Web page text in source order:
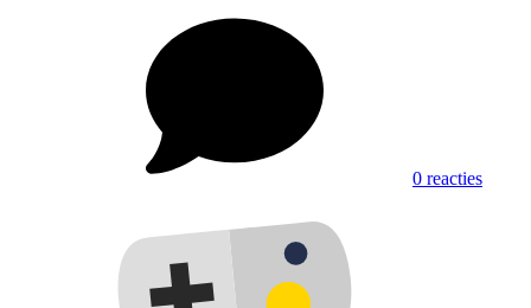
0 reacties